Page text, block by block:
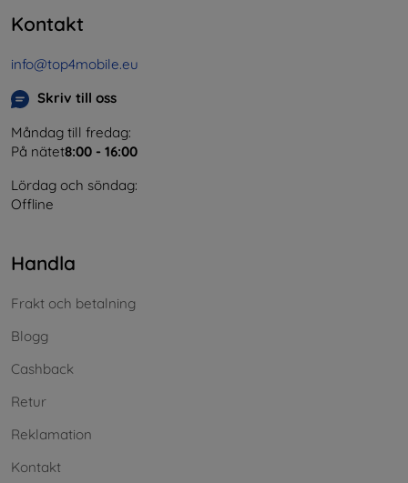
Kontakt
info@top4mobile.eu
Skriv till oss
Måndag till fredag:
På nätet8:00 - 16:00
Lördag och söndag:
Offline
Handla
Frakt och betalning
Blogg
Cashback
Retur
Reklamation
Kontakt